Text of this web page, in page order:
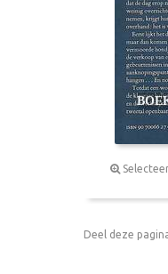
Deel deze